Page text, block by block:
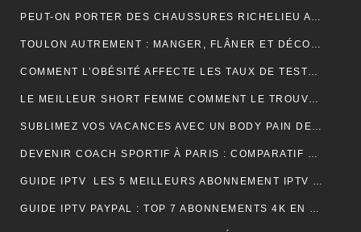
PEUT-ON PORTER DES CHAUSSURES RICHELIEU AVEC UN JEAN ?
TOULON AUTREMENT : MANGER, FLÂNER ET DÉCOUVRIR LES VRAIES BONNES ADRESSES
COMMENT L’OBÉSITÉ AFFECTE LES TAUX DE TESTOSTÉRONE ET LA LIBIDO MASCULINE
LE MEILLEUR SHORT FEMME COMMENT LE TROUVER RAPIDEMENT ET EFFICACEMENT
SUBLIMEZ VOS VACANCES AVEC UN BODY PAIN DE SUCRE PARFAIT POUR UN LOOK ÉLÉGANT EN VOYAGE
DEVENIR COACH SPORTIF À PARIS : COMPARATIF DES FORMATIONS CQP FITNESS
GUIDE IPTV LES 5 MEILLEURS ABONNEMENT IPTV FRANÇAIS 4K
GUIDE IPTV PAYPAL : TOP 7 ABONNEMENTS 4K EN FRANCE